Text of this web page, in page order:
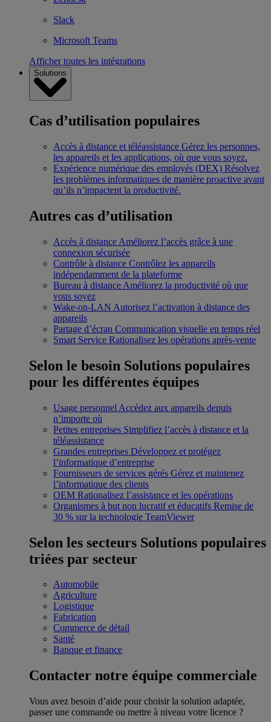
Slack
Microsoft Teams
Afficher toutes les intégrations
Solutions
Cas d’utilisation populaires
Accès à distance et téléassistance Gérez les personnes,
les appareils et les applications, où que vous soyez.
Expérience numérique des employés (DEX) Résolvez
les problèmes informatiques de manière proactive avant
qu’ils n’impactent la productivité.
Autres cas d’utilisation
Accès à distance Améliorez l’accès grâce à une
connexion sécurisée
Contrôle à distance Contrôlez les appareils
indépendamment de la plateforme
Bureau à distance Améliorez la productivité où que
vous soyez
Wake-on-LAN Autorisez l’activation à distance des
appareils
Partage d’écran Communication visuelle en temps réel
Smart Service Rationalisez les opérations après-vente
Selon le besoin Solutions populaires
pour les différentes équipes
Usage personnel Accédez aux appareils depuis
n’importe où
Petites entreprises Simplifiez l’accès à distance et la
téléassistance
Grandes entreprises Développez et protégez
l’informatique d’entreprise
Fournisseurs de services gérés Gérez et maintenez
l’informatique des clients
OEM Rationalisez l’assistance et les opérations
Organismes à but non lucratif et éducatifs Remise de
30 % sur la technologie TeamViewer
Selon les secteurs Solutions populaires
triées par secteur
Automobile
Agriculture
Logistique
Fabrication
Commerce de détail
Santé
Banque et finance
Contacter notre équipe commerciale
Vous avez besoin d’aide pour choisir la solution adaptée,
passer une commande ou mettre à niveau votre licence ?